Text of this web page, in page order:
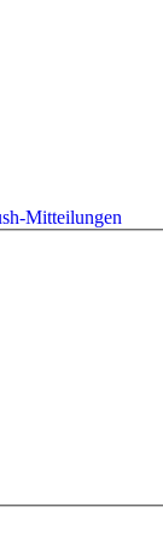
Mitteilungen